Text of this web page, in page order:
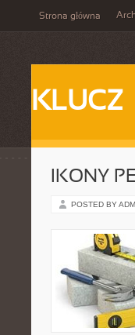
Strona główna
KLUCZ
IKONY
POSTED BY